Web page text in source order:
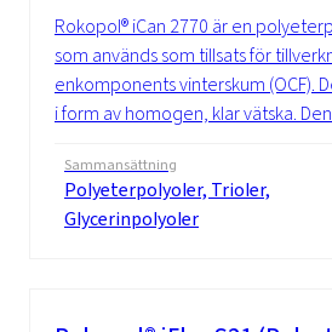
Rokopol® iCan 2770 är en
som används som tillsats för
enkomponents vinterskum (OCF).
i form av homogen, klar vätska.
Sammansättning
Polyeterpolyoler, Trioler,
Glycerinpolyoler